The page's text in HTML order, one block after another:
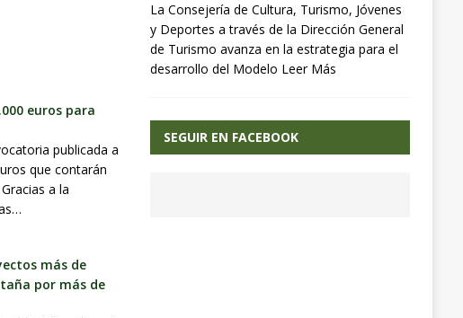
euros para
publicada a
que contarán
a la
más de
por más de
La Consejería de Cultura, Turismo, Jóvenes
y Deportes a través de la Dirección General
de Turismo avanza en la estrategia para el
desarrollo del Modelo Leer Más
SEGUIR EN FACEBOOK